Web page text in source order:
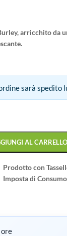
arricchito da
sarà spedito
AL CARRELLO
Prodotto con
Imposta di